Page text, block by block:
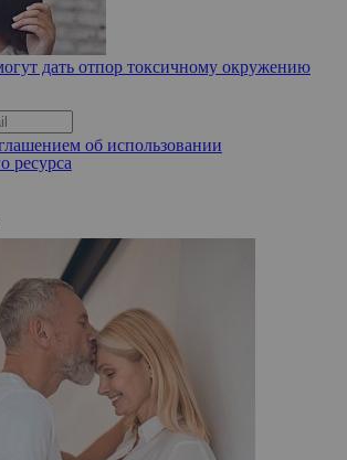
дать отпор токсичному окружению
об использовании
ресурса